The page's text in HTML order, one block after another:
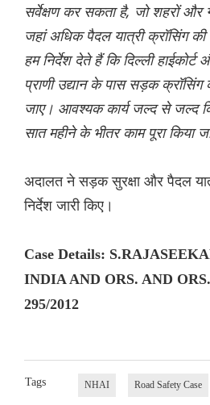
सर्वेक्षण कर सकता है, जो शहरों और
जहां अधिक पैदल यात्री क्रॉसिंग
हम निर्देश देते हैं कि दिल्ली हाईकोर्ट
प्राणी उद्यान के पास सड़क क्रॉसिंग
जाए। आवश्यक कार्य जल्द से जल्द
सात महीने के भीतर काम पूरा किया
अदालत ने सड़क सुरक्षा और पैदल
निर्देश जारी किए।
Case Details:
INDIA AND ORS. AND
295/2012
Tags NHAI Road Safety Case